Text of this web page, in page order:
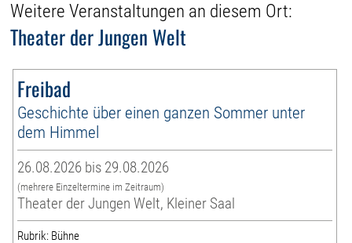
Weitere Veranstaltungen an diesem Ort:
Theater der Jungen Welt
Freibad
Geschichte über einen ganzen Sommer unter
dem Himmel
26.08.2026 bis 29.08.2026
(mehrere Einzeltermine im Zeitraum)
Theater der Jungen Welt, Kleiner Saal
Rubrik: Bühne